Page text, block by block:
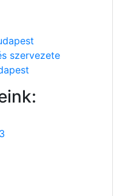
szervezete